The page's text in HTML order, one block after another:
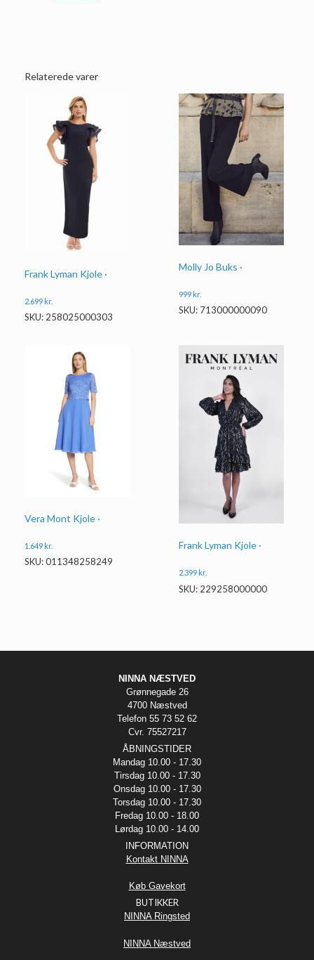
Relaterede varer
Frank Lyman Kjole ·
2.699kr.
SKU: 258025000303
Molly Jo Buks ·
999kr.
SKU: 713000000090
Vera Mont Kjole ·
1.649kr.
SKU: 011348258249
Frank Lyman Kjole ·
2.399 kr.
SKU: 229258000000
NINNA NÆSTVED
Grønnegade 26
4700 Næstved
Telefon 55 73 52 62
Cvr. 75527217
ÅBNINGSTIDER
Mandag 10.00 - 17.30
Tirsdag 10.00 - 17.30
Onsdag 10.00 - 17.30
Torsdag 10.00 - 17.30
Fredag 10.00 - 18.00
Lørdag 10.00 - 14.00
INFORMATION
Kontakt NINNA
Køb Gavekort
BUTIKKER
NINNA Ringsted
NINNA Næstved